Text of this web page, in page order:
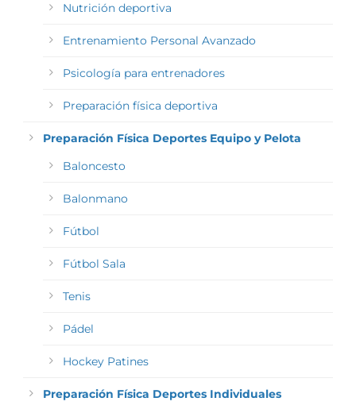
Nutrición deportiva
Entrenamiento Personal Avanzado
Psicología para entrenadores
Preparación física deportiva
Preparación Física Deportes Equipo y Pelota
Baloncesto
Balonmano
Fútbol
Fútbol Sala
Tenis
Pádel
Hockey Patines
Preparación Física Deportes Individuales